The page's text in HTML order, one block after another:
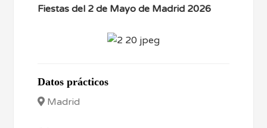
Fiestas del 2 de Mayo de Madrid 2026
Datos prácticos
Madrid